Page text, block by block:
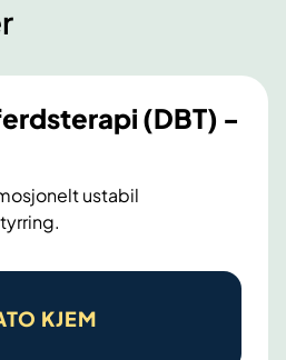
(DBT) -
ustabil
KJEM